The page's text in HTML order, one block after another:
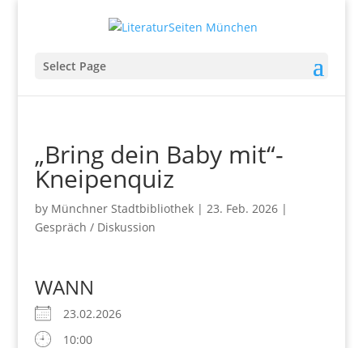
Select Page
„Bring dein Baby mit“-
Kneipenquiz
by Münchner Stadtbibliothek| 23. Feb. 2026|
Gespräch / Diskussion
WANN
23.02.2026
10:00